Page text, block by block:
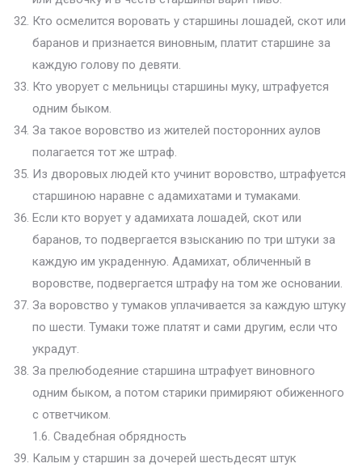
Кто осмелится воровать у старшины лошадей, скот или
баранов и признается виновным, платит старшине за
каждую голову по девяти.
Кто уворует с мельницы старшины муку, штрафуется
одним быком.
За такое воровство из жителей посторонних аулов
полагается тот же штраф.
Из дворовых людей кто учинит воровство, штрафуется
старшиною наравне с адамихатами и тумаками.
Если кто ворует у адамихата лошадей, скот или
баранов, то подвергается взысканию по три штуки за
каждую им украденную. Адамихат, обличенный в
воровстве, подвергается штрафу на том же основании.
За воровство у тумаков уплачивается за каждую штуку
по шести. Тумаки тоже платят и сами другим, если что
украдут.
За прелюбодеяние старшина штрафует виновного
одним быком, а потом старики примиряют обиженного
с ответчиком.
1.6. Свадебная обрядность
Калым у старшин за дочерей шестьдесят штук